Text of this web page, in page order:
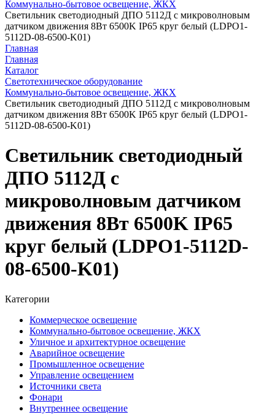
Коммунально-бытовое освещение, ЖКХ
Светильник светодиодный ДПО 5112Д с микроволновым
датчиком движения 8Вт 6500K IP65 круг белый (LDPO1-
5112D-08-6500-K01)
Главная
Главная
Каталог
Светотехническое оборудование
Коммунально-бытовое освещение, ЖКХ
Светильник светодиодный ДПО 5112Д с микроволновым
датчиком движения 8Вт 6500K IP65 круг белый (LDPO1-
5112D-08-6500-K01)
Светильник светодиодный
ДПО 5112Д с
микроволновым датчиком
движения 8Вт 6500K IP65
круг белый (LDPO1-5112D-
08-6500-K01)
Категории
Коммерческое освещение
Коммунально-бытовое освещение, ЖКХ
Уличное и архитектурное освещение
Аварийное освещение
Промышленное освещение
Управление освещением
Источники света
Фонари
Внутреннее освещение